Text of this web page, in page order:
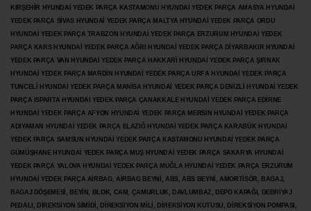
KIRŞEHİR HYUNDAİ YEDEK PARÇA KASTAMONU HYUNDAİ YEDEK PARÇA AMASYA HYUNDAİ
YEDEK PARÇA SİVAS HYUNDAİ YEDEK PARÇA MALTYA HYUNDAİ YEDEK PARÇA ORDU
HYUNDAİ YEDEK PARÇA TRABZON HYUNDAİ YEDEK PARÇA ERZURUM HYUNDAİ YEDEK
PARÇA KARS HYUNDAİ YEDEK PARÇA AĞRI HYUNDAİ YEDEK PARÇA DİYARBAKIR HYUNDAİ
YEDEK PARÇA VAN HYUNDAİ YEDEK PARÇA HAKKARİ HYUNDAİ YEDEK PARÇA ŞIRNAK
HYUNDAİ YEDEK PARÇA MARDİN HYUNDAİ YEDEK PARÇA URFA HYUNDAİ YEDEK PARÇA
TUNCELİ HYUNDAİ YEDEK PARÇA MANİSA HYUNDAİ YEDEK PARÇA DENİZLİ HYUNDAİ YEDEK
PARÇA ISPARTA HYUNDAİ YEDEK PARÇA ÇANAKKALE HYUNDAİ YEDEK PARÇA EDİRNE
HYUNDAİ YEDEK PARÇA AFYON HYUNDAİ YEDEK PARÇA MERSİN HYUNDAİ YEDEK PARÇA
ADIYAMAN HYUNDAİ YEDEK PARÇA ELAZIĞ HYUNDAİ YEDEK PARÇA KARABÜK HYUNDAİ
YEDEK PARÇA SAMSUN HYUNDAİ YEDEK PARÇA KASTAMONU HYUNDAİ YEDEK PARÇA
GÜMÜŞHANE HYUNDAİ YEDEK PARÇA MUŞ HYUNDAİ YEDEK PARÇA SAKARYA HYUNDAİ
YEDEK PARÇA YALOVA HYUNDAİ YEDEK PARÇA MUĞLA HYUNDAİ YEDEK PARÇA ERZURUM
HYUNDAİ YEDEK PARÇA AİRBAG, AİRBAG BEYNİ, ABS, ABS BEYNİ, AMORTİSÖR, BAGAJ,
BAGAJ DÖŞEMESİ, BEYİN, BLOK, CAM, ÇAMURLUK, DAVLUMBAZ, DEPO KAPAĞI, DEBRİYAJ
PEDALI, DİREKSİYON SİMİDİ, DİREKSİYON MİLİ, DİREKSİYON KUTUSU, DİREKSİYON POMPASI,